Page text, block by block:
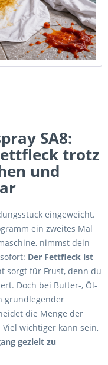
SA8:
trotz
und
eingeweicht.
ein zweites Mal
nimmst dein
Der Fettfleck ist
sorgt für Frust, denn du
Doch bei Butter-, Öl-
grundlegender
die Menge der
wichtiger kann sein,
gezielt zu